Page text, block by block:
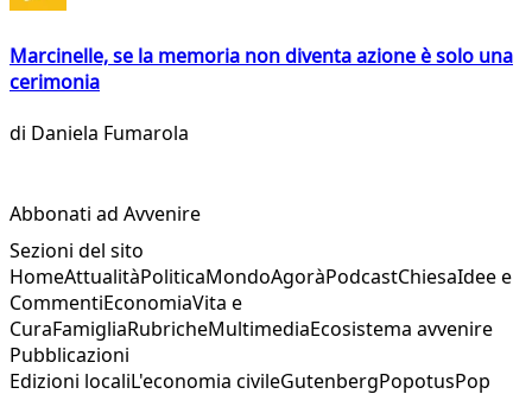
Marcinelle, se la memoria non diventa azione è solo una
cerimonia
di Daniela Fumarola
Abbonati ad Avvenire
Sezioni del sito
HomeAttualitàPoliticaMondoAgoràPodcastChiesaIdee e
CommentiEconomiaVita e
CuraFamigliaRubricheMultimediaEcosistema avvenire
Pubblicazioni
Edizioni localiL'economia civileGutenbergPopotusPop